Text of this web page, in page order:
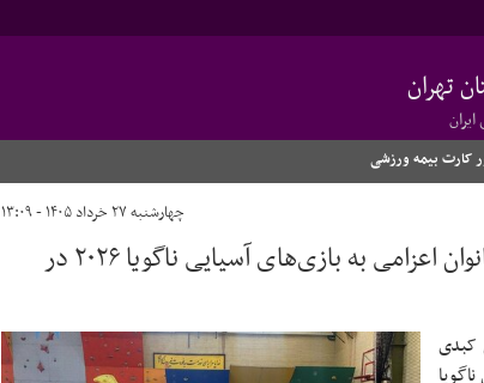
تهران
کارت بیمه ورزشی
چهارشنبه ۲۷ خرداد ۱۴۰۵ - ۱۳:۰۹
پوشش پزشکی اردوی تیم ملی کبدی بانوان اعزامی به بازی‌های آسیایی ناگویا ۲۰۲۶ در
کبدی